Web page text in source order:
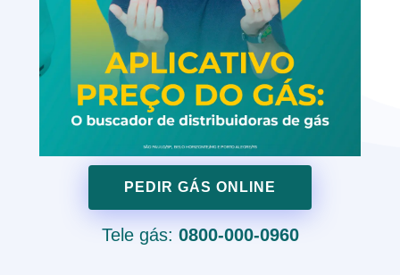
PEDIR GÁS ONLINE
Tele gás: 0800-000-0960